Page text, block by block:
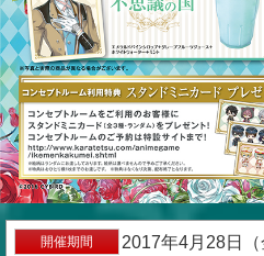
開催期間
2017年4月28日